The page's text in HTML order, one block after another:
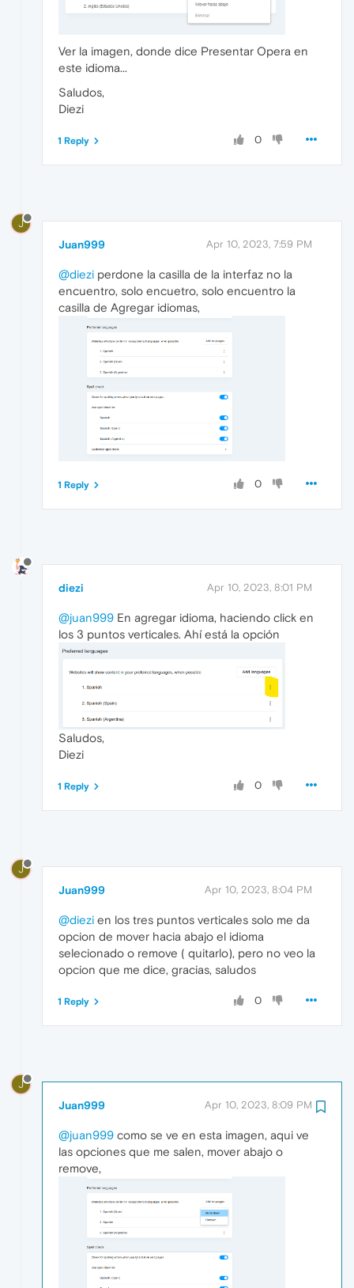
Ver la imagen, donde dice Presentar Opera en
este idioma...
Saludos,
Diezi
0
1 Reply
J
Juan999 Apr 10, 2023, 7:59 PM
@diezi perdone la casilla de la interfaz no la
encuentro, solo encuetro, solo encuentro la
casilla de Agregar idiomas,
0
1 Reply
diezi Apr 10, 2023, 8:01 PM
@juan999 En agregar idioma, haciendo click en
los 3 puntos verticales. Ahí está la opción
Saludos,
Diezi
0
1 Reply
J
Juan999 Apr 10, 2023, 8:04 PM
@diezi en los tres puntos verticales solo me da
opcion de mover hacia abajo el idioma
selecionado o remove ( quitarlo), pero no veo la
opcion que me dice, gracias, saludos
0
1 Reply
J
Juan999 Apr 10, 2023, 8:09 PM
@juan999 como se ve en esta imagen, aqui ve
las opciones que me salen, mover abajo o
remove,